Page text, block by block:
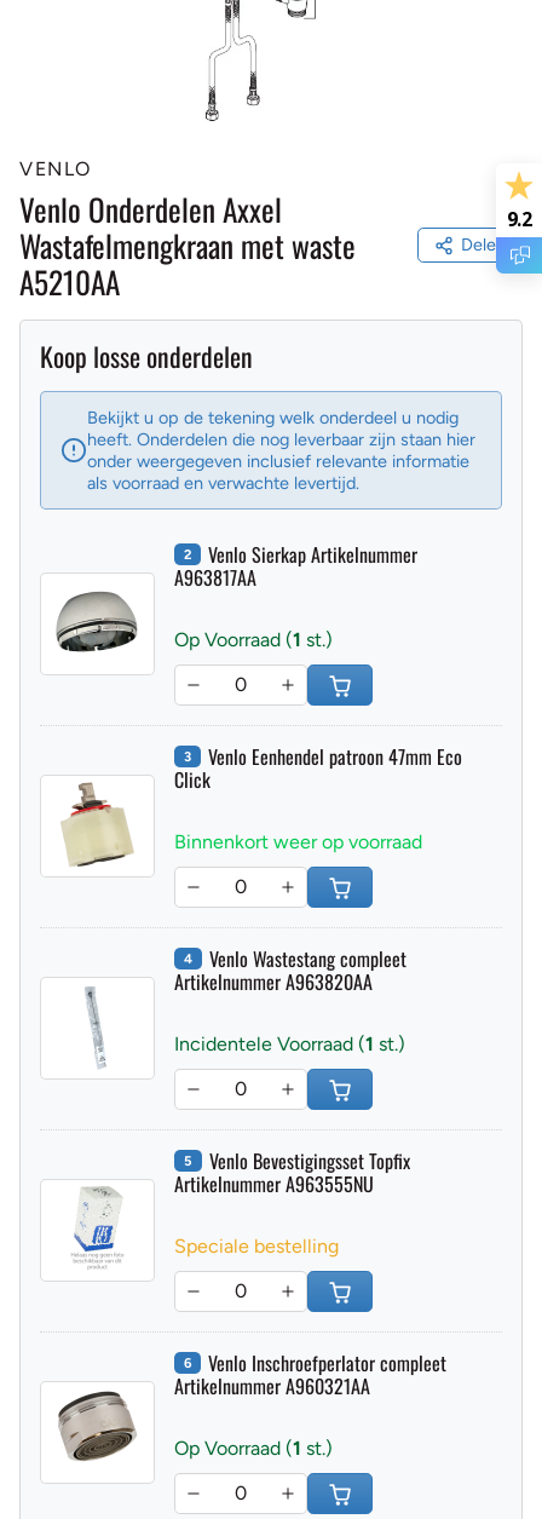
VENLO
Venlo Onderdelen Axxel
Wastafelmengkraan met waste
A5210AA
Delen
Koop losse onderdelen
Bekijkt u op de tekening welk onderdeel u nodig
heeft. Onderdelen die nog leverbaar zijn staan hier
onder weergegeven inclusief relevante informatie
als voorraad en verwachte levertijd.
2 Venlo Sierkap Artikelnummer
A963817AA
Op Voorraad (1 st.)
3 Venlo Eenhendel patroon 47mm Eco
Click
Binnenkort weer op voorraad
4 Venlo Wastestang compleet
Artikelnummer A963820AA
Incidentele Voorraad (1 st.)
5 Venlo Bevestigingsset Topfix
Artikelnummer A963555NU
Speciale bestelling
6 Venlo Inschroefperlator compleet
Artikelnummer A960321AA
Op Voorraad (1 st.)
9.2